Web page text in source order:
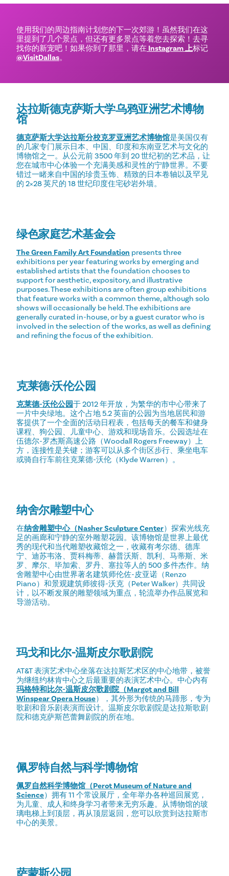
使用我们的周边指南计划您的下一次郊游！虽然我们在这
里提到了几个景点，但还有更多景点等着您去探索！去寻
找你的新宠吧！如果你到了那里，请在 Instagram 上标记
@VisitDallas。
达拉斯德克萨斯大学乌鸦亚洲艺术博物
馆
德克萨斯大学达拉斯分校克罗亚洲艺术博物馆是美国仅有
的几家专门展示日本、中国、印度和东南亚艺术与文化的
博物馆之一。从公元前 3500 年到 20 世纪初的艺术品，让
您在城市中心体验一个充满美感和灵性的宁静世界。不要
错过一睹来自中国的珍贵玉饰、精致的日本卷轴以及罕见
的 2×28 英尺的 18 世纪印度住宅砂岩外墙。
绿色家庭艺术基金会
The Green Family Art Foundation presents three
exhibitions per year featuring works by emerging and
established artists that the foundation chooses to
support for aesthetic, expository, and illustrative
purposes. These exhibitions are often group exhibitions
that feature works with a common theme, although solo
shows will occasionally be held. The exhibitions are
generally curated in-house, or by a guest curator who is
involved in the selection of the works, as well as defining
and refining the focus of the exhibition.
克莱德·沃伦公园
克莱德-沃伦公园于 2012 年开放，为繁华的市中心带来了
一片中央绿地。这个占地 5.2 英亩的公园为当地居民和游
客提供了一个全面的活动日程表，包括每天的餐车和健身
课程、狗公园、儿童中心、游戏和现场音乐。公园选址在
伍德尔-罗杰斯高速公路（Woodall Rogers Freeway）上
方，连接性是关键；游客可以从多个街区步行、乘坐电车
或骑自行车前往克莱德-沃伦（Klyde Warren）。
纳舍尔雕塑中心
在纳舍雕塑中心（Nasher Sculpture Center）探索光线充
足的画廊和宁静的室外雕塑花园。该博物馆是世界上最优
秀的现代和当代雕塑收藏馆之一，收藏有考尔德、德库
宁、迪苏韦洛、贾科梅蒂、赫普沃斯、凯利、马蒂斯、米
罗、摩尔、毕加索、罗丹、塞拉等人的 500 多件杰作。纳
舍雕塑中心由世界著名建筑师伦佐-皮亚诺（Renzo
Piano）和景观建筑师彼得-沃克（Peter Walker）共同设
计，以不断发展的雕塑领域为重点，轮流举办作品展览和
导游活动。
玛戈和比尔-温斯皮尔歌剧院
AT&T 表演艺术中心坐落在达拉斯艺术区的中心地带，被誉
为继纽约林肯中心之后最重要的表演艺术中心。中心内有
玛格特和比尔-温斯皮尔歌剧院（Margot and Bill
Winspear Opera House），其外形为传统的马蹄形，专为
歌剧和音乐剧表演而设计。温斯皮尔歌剧院是达拉斯歌剧
院和德克萨斯芭蕾舞剧院的所在地。
佩罗特自然与科学博物馆
佩罗自然科学博物馆（Perot Museum of Nature and
Science）拥有 11 个常设展厅，全年举办各种巡回展览，
为儿童、成人和终身学习者带来无穷乐趣。从博物馆的玻
璃电梯上到顶层，再从顶层返回，您可以欣赏到达拉斯市
中心的美景。